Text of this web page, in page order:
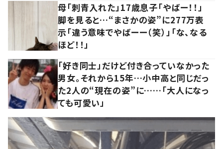
母「刺青入れた」17歳息子「やばー！！」
脚を見ると…“まさかの姿”に277万表
示「違う意味でやばーー（笑）」「な、なる
ほど！！」
「好き同士」だけど付き合っていなかった
男女。それから15年…小中高と同じだっ
た2人の“現在の姿”に……「大人になっ
ても可愛い」